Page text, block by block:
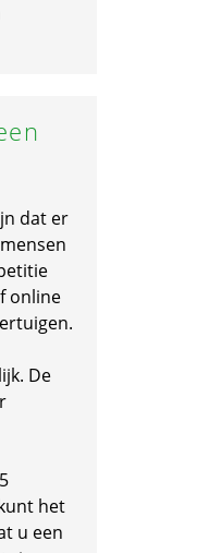
dat er
online
De
het
u een